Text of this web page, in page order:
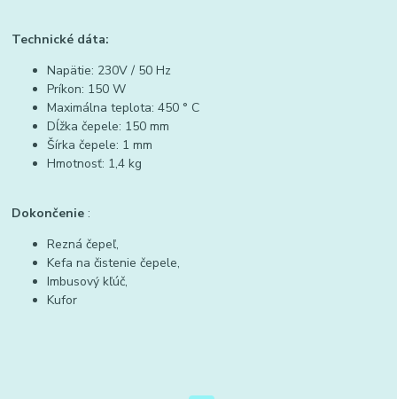
Technické dáta:
Napätie: 230V / 50 Hz
Príkon: 150 W
Maximálna teplota: 450 ° C
Dĺžka čepele: 150 mm
Šírka čepele: 1 mm
Hmotnosť: 1,4 kg
Dokončenie :
Rezná čepeľ,
Kefa na čistenie čepele,
Imbusový kľúč,
Kufor